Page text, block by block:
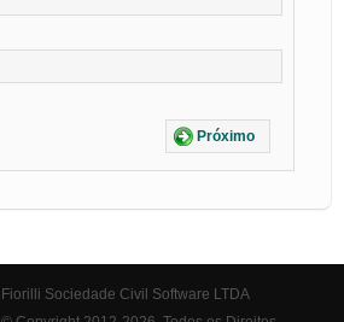
Próximo
Fiorilli Sociedade Civil Software LTDA